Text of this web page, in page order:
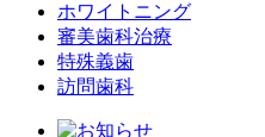
ホワイトニング
審美歯科治療
特殊義歯
訪問歯科